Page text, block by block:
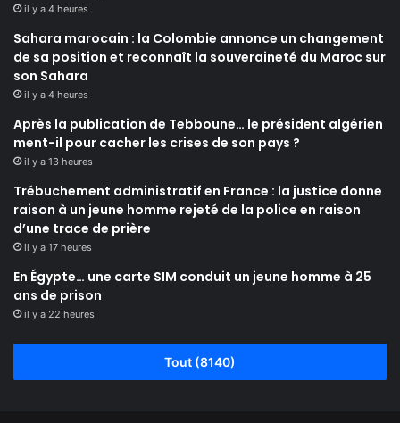
il y a 4 heures
Sahara marocain : la Colombie annonce un changement
de sa position et reconnaît la souveraineté du Maroc sur
son Sahara
il y a 4 heures
Après la publication de Tebboune… le président algérien
ment-il pour cacher les crises de son pays ?
il y a 13 heures
Trébuchement administratif en France : la justice donne
raison à un jeune homme rejeté de la police en raison
d’une trace de prière
il y a 17 heures
En Égypte… une carte SIM conduit un jeune homme à 25
ans de prison
il y a 22 heures
Tout (8140)